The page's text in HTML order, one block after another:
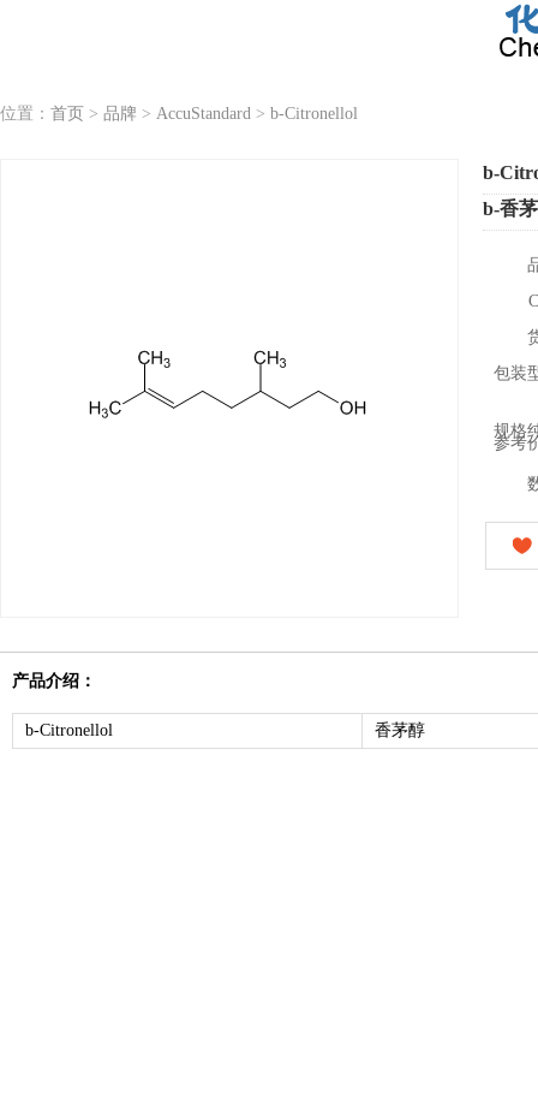
位置： 首页 > 品牌 > AccuStandard > b-Citronellol
b-
b-香
包装
规格
参考
产品介绍：
b-Citronellol 香茅醇